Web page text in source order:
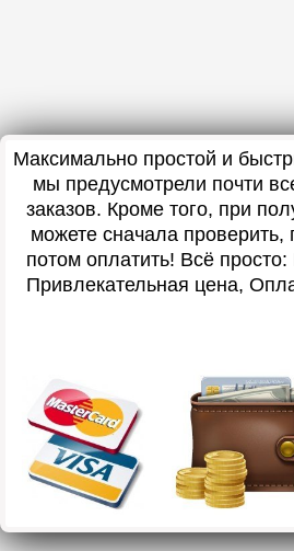
Максимально простой и
мы предусмотрели почти
заказов. Кроме того, при
можете сначала проверить,
потом оплатить! Всё
Привлекательная цена,